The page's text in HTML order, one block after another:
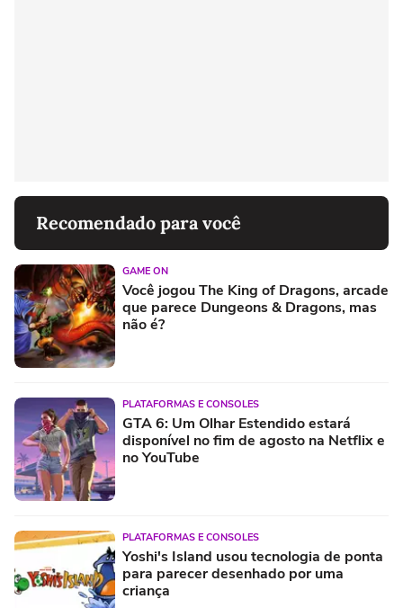
Recomendado para você
GAME ON
Você jogou The King of Dragons, arcade
que parece Dungeons & Dragons, mas
não é?
PLATAFORMAS E CONSOLES
GTA 6: Um Olhar Estendido estará
disponível no fim de agosto na Netflix e
no YouTube
PLATAFORMAS E CONSOLES
Yoshi's Island usou tecnologia de ponta
para parecer desenhado por uma
criança